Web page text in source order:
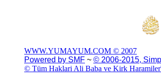
WWW.YUMAYUM.COM © 2007
Powered by SMF ~ © 2006-2015,
© Tüm Haklari Ali Baba ve Kirk